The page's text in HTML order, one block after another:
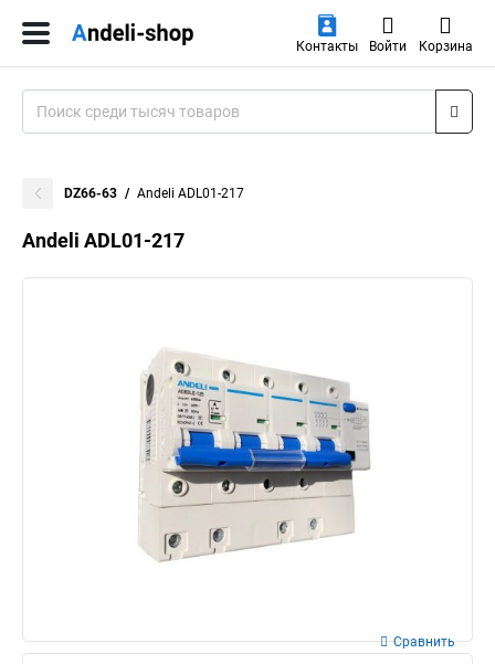
Контакты Войти Корзина
DZ66-63 Andeli ADL01-217
Andeli ADL01-217
Сравнить